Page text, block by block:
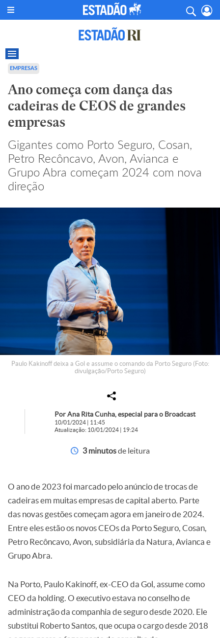
EMPRESAS
Ano começa com dança das
cadeiras de CEOS de grandes
empresas
Gigantes como Porto Seguro, Cosan,
Petro Recôncavo, Avon, Avianca e
Grupo Abra começam 2024 com nova
direção
Paulo Kakinoff deixa a Gol e assume o comando da Porto Seguro (Foto:
divulgação/Porto Seguro)
Por Ana Rita Cunha, especial para o Broadcast
10/01/2024 | 11:45
Atualização: 10/01/2024 | 19:24
3 minutosde leitura
O ano de 2023 foi marcado pelo anúncio de trocas de
cadeiras em muitas empresas de capital aberto. Parte
das novas gestões começam agora em janeiro de 2024.
Entre eles estão os novos CEOs da Porto Seguro, Cosan,
Petro Recôncavo, Avon, subsidiária da Natura, Avianca e
Grupo Abra.
Na Porto, Paulo Kakinoff, ex-CEO da Gol, assume como
CEO da holding. O executivo estava no conselho de
administração da companhia de seguro desde 2020. Ele
substitui Roberto Santos, que ocupa o cargo desde 2018